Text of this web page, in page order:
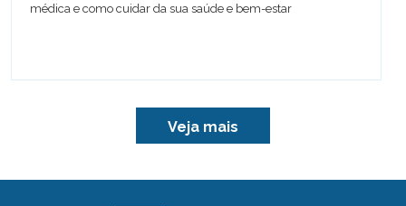
médica e como cuidar da sua saúde e bem-estar
Veja mais